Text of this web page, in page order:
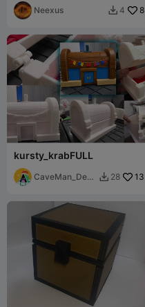
Neexus  4 8
kursty_krabFULL
CaveMan_Desi
 28 13